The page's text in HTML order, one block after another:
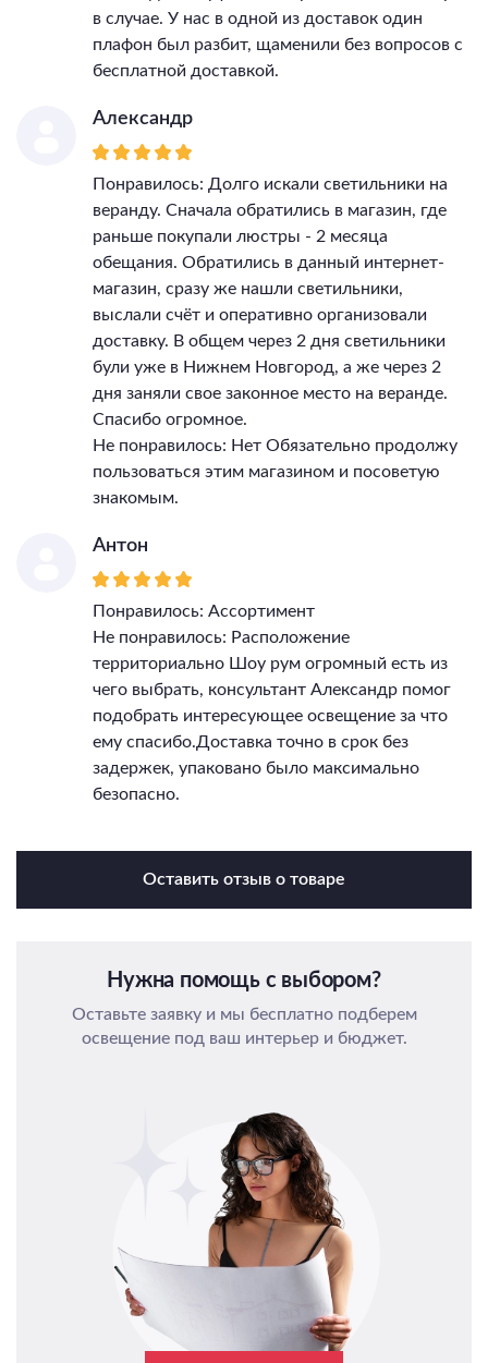
в случае. У нас в одной из доставок один
плафон был разбит, щаменили без вопросов с
бесплатной доставкой.
Александр
Понравилось: Долго искали светильники на
веранду. Сначала обратились в магазин, где
раньше покупали люстры - 2 месяца
обещания. Обратились в данный интернет-
магазин, сразу же нашли светильники,
выслали счёт и оперативно организовали
доставку. В общем через 2 дня светильники
були уже в Нижнем Новгород, а же через 2
дня заняли свое законное место на веранде.
Спасибо огромное.
Не понравилось: Нет Обязательно продолжу
пользоваться этим магазином и посоветую
знакомым.
Антон
Понравилось: Ассортимент
Не понравилось: Расположение
территориально Шоу рум огромный есть из
чего выбрать, консультант Александр помог
подобрать интересующее освещение за что
ему спасибо.Доставка точно в срок без
задержек, упаковано было максимально
безопасно.
Оставить отзыв о товаре
Нужна помощь с выбором?
Оставьте заявку и мы бесплатно подберем
освещение под ваш интерьер и бюджет.